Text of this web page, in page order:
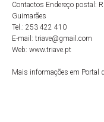
Contactos Endereço postal:
Guimarães
Tel.: 253 422 410
E-mail: triave@gmail.com
Web: www.triave.pt
Mais informações em Portal